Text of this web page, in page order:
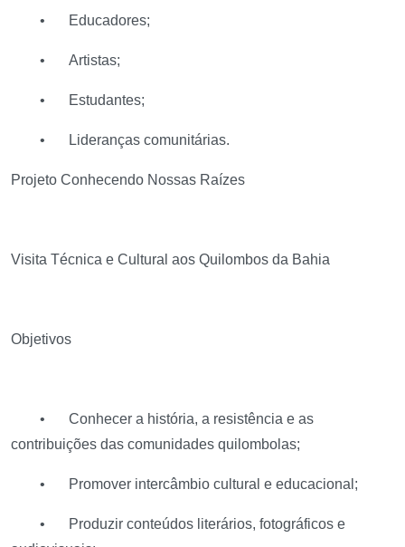
• Educadores;
• Artistas;
• Estudantes;
• Lideranças comunitárias.
Projeto Conhecendo Nossas Raízes
Visita Técnica e Cultural aos Quilombos da Bahia
Objetivos
•
Conhecer a história, a resistência e as
contribuições das comunidades quilombolas;
• Promover intercâmbio cultural e educacional;
•
Produzir conteúdos literários, fotográficos e